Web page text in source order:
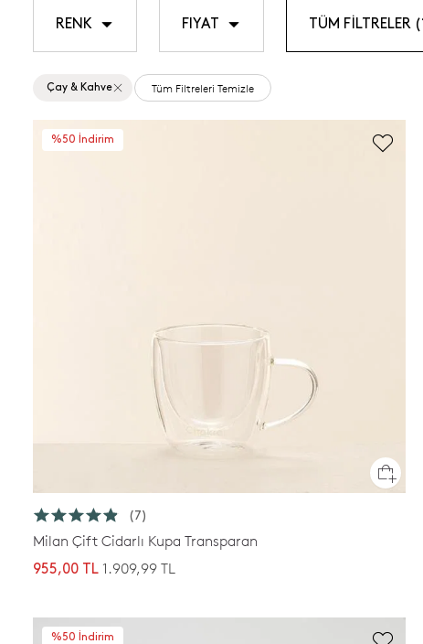
RENK FIYAT TÜM FİLTRELER
Çay & Kahve Tüm Filtreleri Temizle
%50 İndirim
(7)
Milan Çift Cidarlı Kupa Transparan
955,00 TL 1.909,99 TL
%50 İndirim